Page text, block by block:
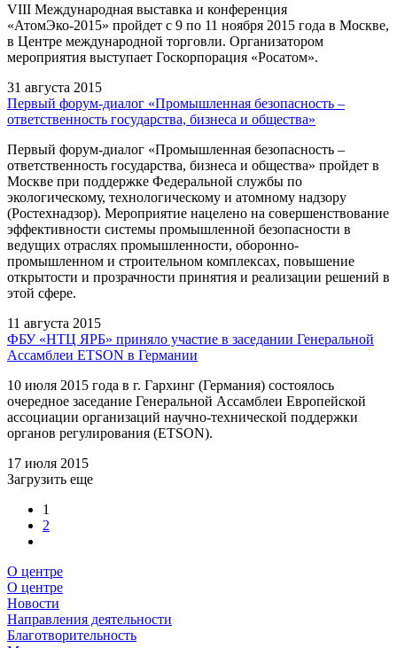
VIII Международная выставка и конференция
«АтомЭко-2015» пройдет с 9 по 11 ноября 2015 года в Москве,
в Центре международной торговли. Организатором
мероприятия выступает Госкорпорация «Росатом».
31 августа 2015
Первый форум-диалог «Промышленная безопасность –
ответственность государства, бизнеса и общества»
Первый форум-диалог «Промышленная безопасность –
ответственность государства, бизнеса и общества» пройдет в
Москве при поддержке Федеральной службы по
экологическому, технологическому и атомному надзору
(Ростехнадзор). Мероприятие нацелено на совершенствование
эффективности системы промышленной безопасности в
ведущих отраслях промышленности, оборонно-
промышленном и строительном комплексах, повышение
открытости и прозрачности принятия и реализации решений в
этой сфере.
11 августа 2015
ФБУ «НТЦ ЯРБ» приняло участие в заседании Генеральной
Ассамблеи ETSON в Германии
10 июля 2015 года в г. Гархинг (Германия) состоялось
очередное заседание Генеральной Ассамблеи Европейской
ассоциации организаций научно-технической поддержки
органов регулирования (ETSON).
17 июля 2015
Загрузить еще
1
2
О центре
О центре
Новости
Направления деятельности
Благотворительность